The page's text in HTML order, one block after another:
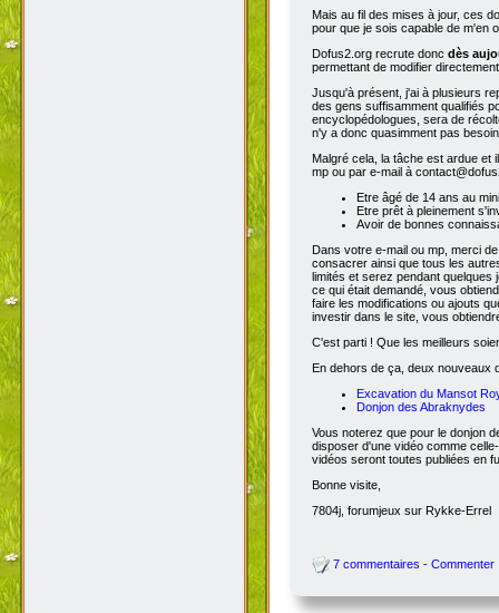
Mais au fil des mises à jour, ces
pour que je sois capable de m'en
Dofus2.org recrute donc dès
permettant de modifier
Jusqu'à présent, j'ai à plusieurs
des gens suffisamment qualifiés
encyclopédologues, sera de
n'y a donc quasimment pas
Malgré cela, la tâche est ardue
mp ou par e-mail à
Etre âgé de 14 ans au
Etre prêt à pleinement
Avoir de bonnes
Dans votre e-mail ou mp, merci
consacrer ainsi que tous les
limités et serez pendant
ce qui était demandé, vous
faire les modifications ou ajouts
investir dans le site, vous
C'est parti ! Que les meilleurs
En dehors de ça, deux nouveaux
Excavation du Mansot
Donjon des Abraknydes
Vous noterez que pour le donjon
disposer d'une vidéo comme
vidéos seront toutes publiées en
Bonne visite,
7804j, forumjeux sur Rykke-Errel
7 commentaires - Commenter